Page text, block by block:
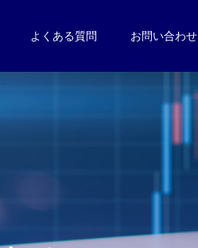
よくある質問 お問い合わせ